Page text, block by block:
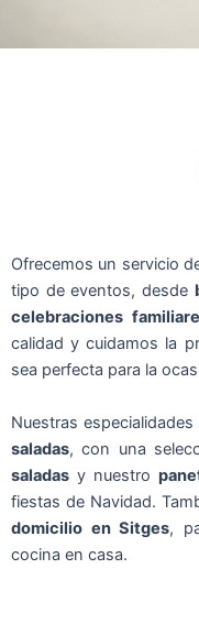
Ofrecemos un servicio
tipo de eventos, desde
celebraciones
calidad y cuidamos la
sea perfecta para la
Nuestras especialidades
saladas, con una
saladas y nuestro
fiestas de Navidad.
domicilio en Sitges,
cocina en casa.